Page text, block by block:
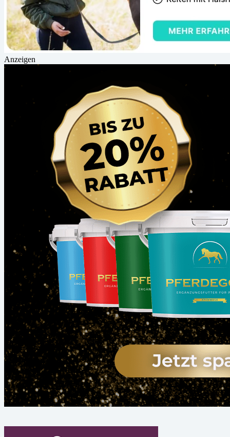
Anzeigen